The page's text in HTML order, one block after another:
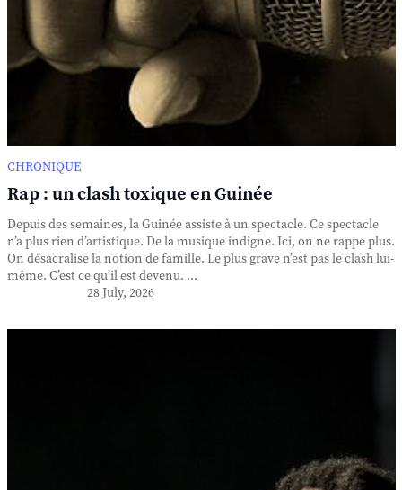
CHRONIQUE
Rap : un clash toxique en Guinée
Depuis des semaines, la Guinée assiste à un spectacle. Ce spectacle
n’a plus rien d’artistique. De la musique indigne. Ici, on ne rappe plus.
On désacralise la notion de famille. Le plus grave n’est pas le clash lui-
même. C’est ce qu’il est devenu. ...
28 July, 2026